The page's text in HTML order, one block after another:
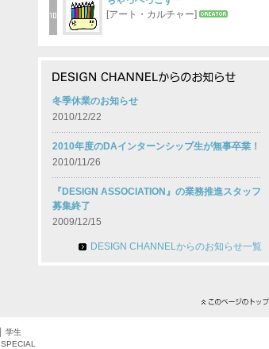
[アート・カルチャー]
冬季休業のお知らせ
2010/12/22
2010年度のDAインターンシップ生が無事卒業！
2010/11/26
『DESIGN ASSOCIATION』の業務推進スタッフ
募集終了
2009/12/15
DESIGN CHANNELからのお知らせ一覧
学生
SPECIAL